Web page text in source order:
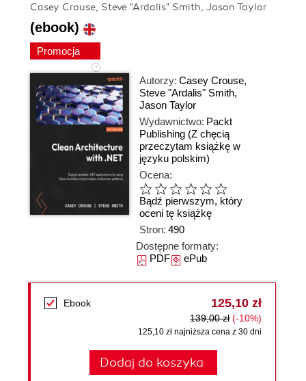
Casey Crouse, Steve "Ardalis" Smith, Jason Taylor
(ebook)
Promocja
Autorzy: Casey Crouse,
Steve "Ardalis" Smith,
Jason Taylor
Wydawnictwo: Packt
Publishing (Z chęcią
przeczytam książkę w
języku polskim)
Ocena:
Bądź pierwszym, który
oceni tę książkę
Stron: 490
Dostępne formaty:
PDFePub
Ebook 125,10 zł
139,00 zł (-10%)
125,10 zł najniższa cena z 30 dni
Dodaj do koszyka